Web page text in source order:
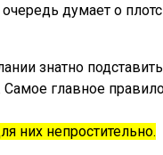
думает о
знатно
главное
них непростительно.